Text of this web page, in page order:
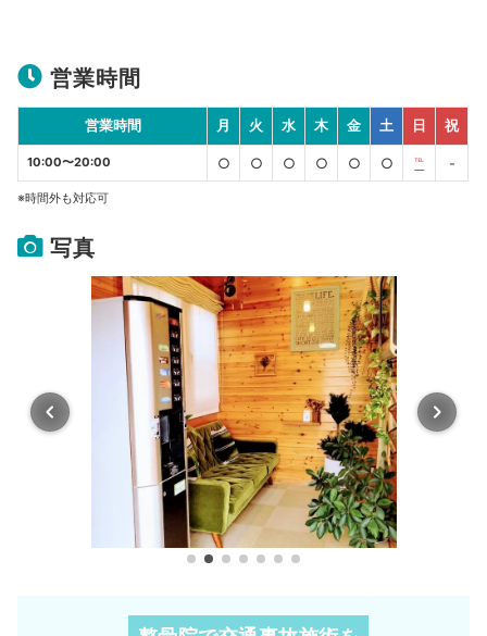
営業時間
営業時間 月 火 水 木 金 土 日 祝
10:00〜20:00 ○ ○ ○ ○ ○ ○ ℡ -
※時間外も対応可
写真